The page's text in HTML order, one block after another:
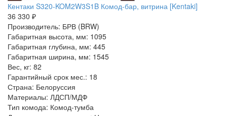
Кентаки S320-KOM2W3S1B Комод-бар, витрина [Kentaki]
36 330 ₽
Производитель: БРВ (BRW)
Габаритная высота, мм: 1095
Габаритная глубина, мм: 445
Габаритная ширина, мм: 1545
Вес, кг: 82
Гарантийный срок мес.: 18
Страна: Белоруссия
Материалы: ЛДСП/МДФ
Тип комода: Комод-тумба